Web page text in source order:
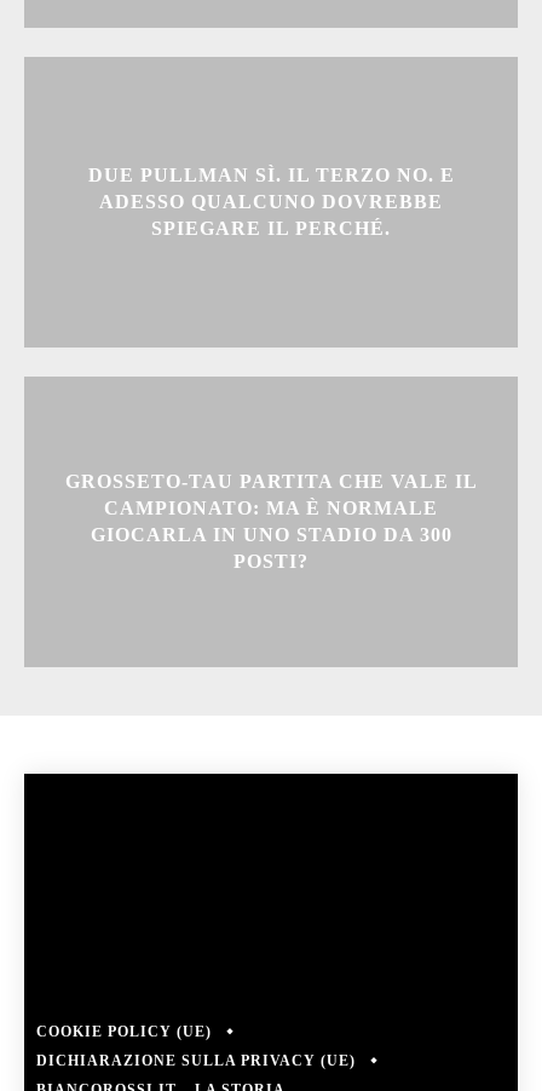
DUE PULLMAN SÌ. IL TERZO NO. E
ADESSO QUALCUNO DOVREBBE
SPIEGARE IL PERCHÉ.
GROSSETO-TAU PARTITA CHE VALE IL
CAMPIONATO: MA È NORMALE
GIOCARLA IN UNO STADIO DA 300
POSTI?
COOKIE POLICY (UE)
DICHIARAZIONE SULLA PRIVACY (UE)